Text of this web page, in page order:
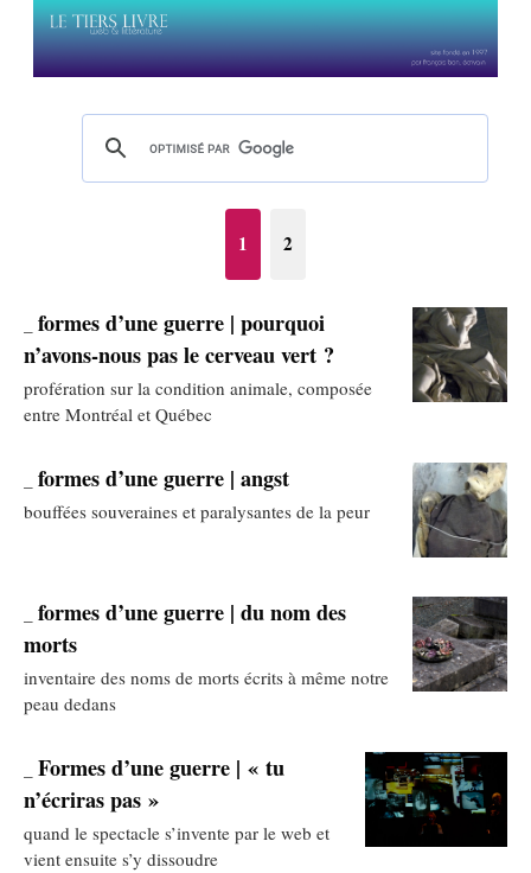
1 2
formes d’une guerre | pourquoi
n’avons-nous pas le cerveau vert ?
profération sur la condition animale, composée
entre Montréal et Québec
formes d’une guerre | angst
bouffées souveraines et paralysantes de la peur
formes d’une guerre | du nom des
morts
inventaire des noms de morts écrits à même notre
peau dedans
Formes d’une guerre | « tu
n’écriras pas »
quand le spectacle s’invente par le web et
vient ensuite s’y dissoudre